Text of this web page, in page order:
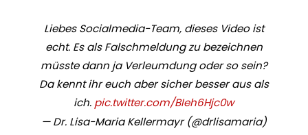
Liebes Socialmedia-Team, dieses Video ist
echt. Es als Falschmeldung zu bezeichnen
müsste dann ja Verleumdung oder so sein?
Da kennt ihr euch aber sicher besser aus als
ich. pic.twitter.com/BIeh6Hjc0w
— Dr. Lisa-Maria Kellermayr (@drlisamaria)